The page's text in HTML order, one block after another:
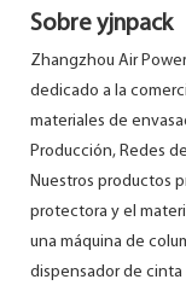
Sobre yjnpack
Zhangzhou Air
dedicado a la
materiales de
Producción, Redes
Nuestros productos
protectora y el
una máquina de
dispensador de